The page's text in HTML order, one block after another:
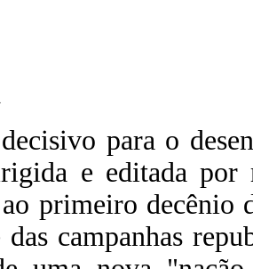
para o
e editada por
primeiro decênio
campanhas